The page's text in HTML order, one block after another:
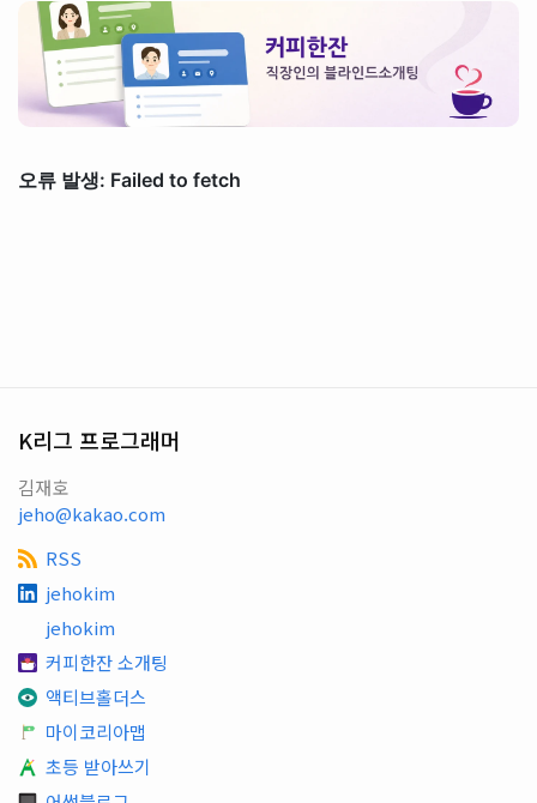
K리그 프로그래머
김재호
jeho@kakao.com
RSS
jehokim
jehokim
커피한잔 소개팅
액티브홀더스
마이코리아맵
초등 받아쓰기